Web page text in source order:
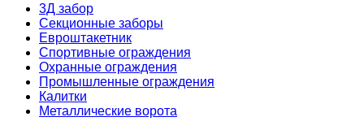
3Д забор
Секционные заборы
Евроштакетник
Спортивные ограждения
Охранные ограждения
Промышленные ограждения
Калитки
Металлические ворота